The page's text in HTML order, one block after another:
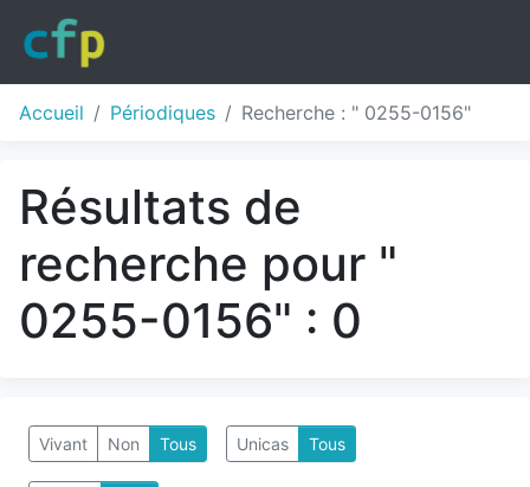
Accueil Périodiques Recherche : " 0255-0156"
Résultats de
recherche pour "
0255-0156" : 0
Vivant Non Tous Unicas Tous